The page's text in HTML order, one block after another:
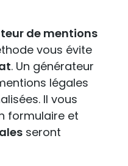
de mentions
vous évite
. Un générateur
légales
Il vous
formulaire et
seront